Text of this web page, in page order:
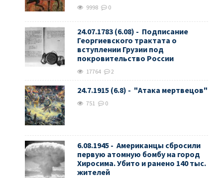
9998 0
24.07.1783 (6.08) - Подписание
Георгиевского трактата о
вступлении Грузии под
покровительство России
17764 2
24.7.1915 (6.8) - "Атака мертвецов"
751 0
6.08.1945 - Американцы сбросили
первую атомную бомбу на город
Хиросима. Убито и ранено 140 тыс.
жителей